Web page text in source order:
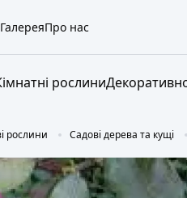
ГалереяПро нас
рослини
рослини Садові дерева та кущі